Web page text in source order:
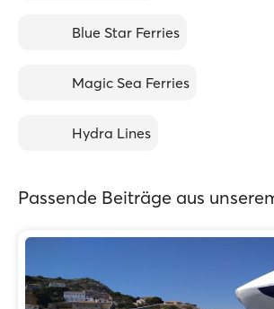
Blue Star Ferries
Magic Sea Ferries
Hydra Lines
Passende Beiträge aus